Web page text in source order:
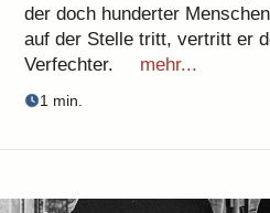
der doch hunderter
auf der Stelle tritt, vertritt er
Verfechter.
mehr...
1 min.